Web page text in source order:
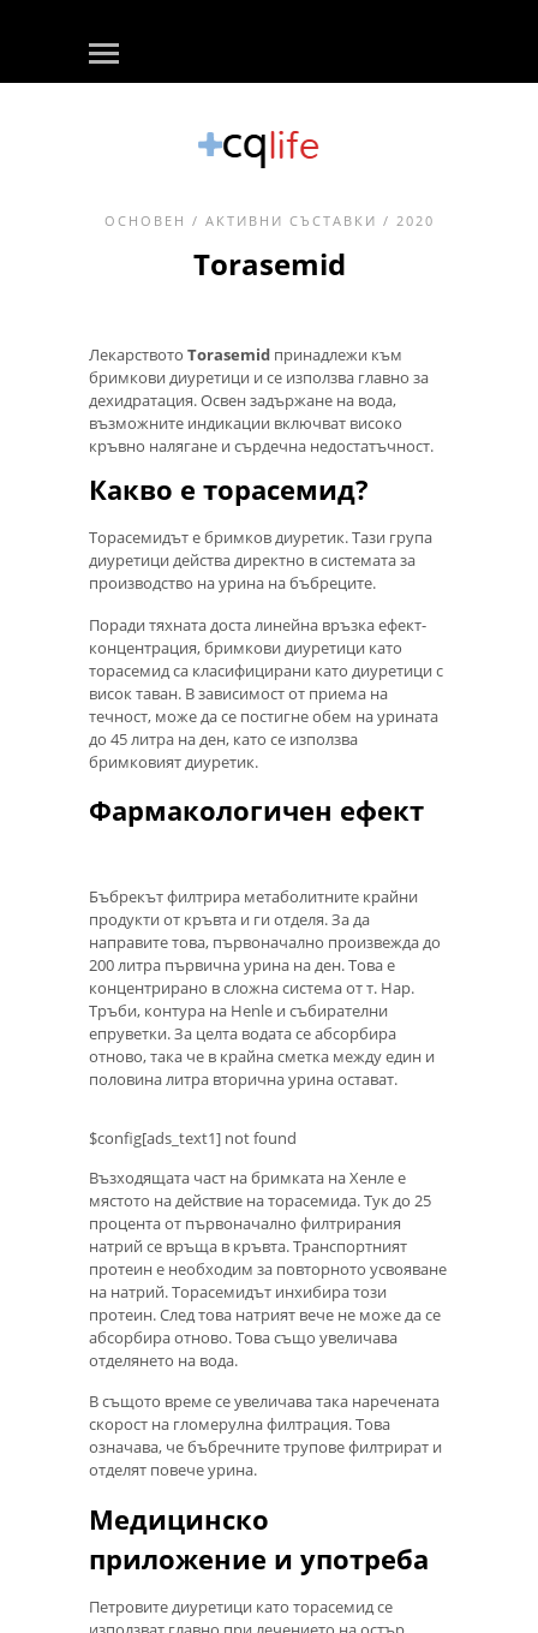
ОСНОВЕН / АКТИВНИ СЪСТАВКИ / 2020
Torasemid
Лекарството Torasemid принадлежи към
бримкови диуретици и се използва главно за
дехидратация. Освен задържане на вода,
възможните индикации включват високо
кръвно налягане и сърдечна недостатъчност.
Какво е торасемид?
Торасемидът е бримков диуретик. Тази група
диуретици действа директно в системата за
производство на урина на бъбреците.
Поради тяхната доста линейна връзка ефект-
концентрация, бримкови диуретици като
торасемид са класифицирани като диуретици с
висок таван. В зависимост от приема на
течност, може да се постигне обем на урината
до 45 литра на ден, като се използва
бримковият диуретик.
Фармакологичен ефект
Бъбрекът филтрира метаболитните крайни
продукти от кръвта и ги отделя. За да
направите това, първоначално произвежда до
200 литра първична урина на ден. Това е
концентрирано в сложна система от т. Нар.
Тръби, контура на Henle и събирателни
епруветки. За целта водата се абсорбира
отново, така че в крайна сметка между един и
половина литра вторична урина остават.
$config[ads_text1] not found
Възходящата част на бримката на Хенле е
мястото на действие на торасемида. Тук до 25
процента от първоначално филтрирания
натрий се връща в кръвта. Транспортният
протеин е необходим за повторното усвояване
на натрий. Торасемидът инхибира този
протеин. След това натрият вече не може да се
абсорбира отново. Това също увеличава
отделянето на вода.
В същото време се увеличава така наречената
скорост на гломерулна филтрация. Това
означава, че бъбречните трупове филтрират и
отделят повече урина.
Медицинско
приложение и употреба
Петровите диуретици като торасемид се